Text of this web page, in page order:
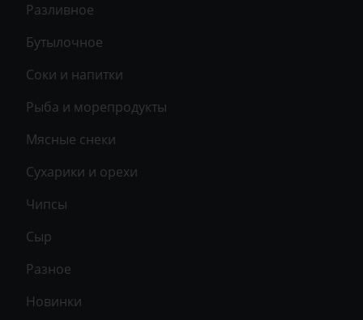
Разливное
Бутылочное
Соки и напитки
Рыба и морепродукты
Мясные снеки
Сухарики и орехи
Чипсы
Сыр
Разное
Новинки